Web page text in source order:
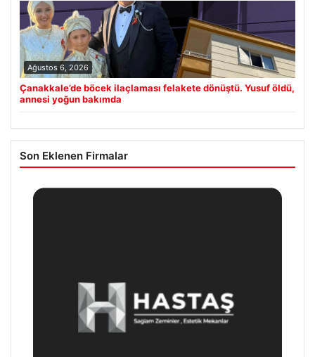
Ağustos 6, 2026
Çanakkale’de böcek ilaçlaması felakete dönüştü. Yusuf öldü,
annesi yoğun bakımda
Son Eklenen Firmalar